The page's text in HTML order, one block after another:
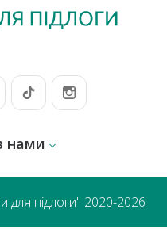
нами
для підлоги" 2020-2026